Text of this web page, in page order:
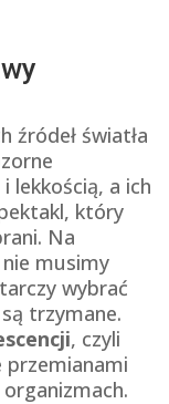
źródeł światła
lekkością, a ich
który
Na
musimy
wybrać
trzymane.
, czyli